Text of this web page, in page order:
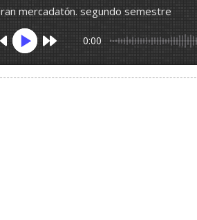
gran mercadatón. segundo semestre
0:00